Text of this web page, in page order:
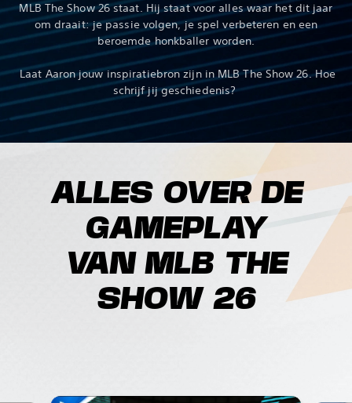
MLB The Show 26 staat. Hij staat voor alles waar het dit jaar
om draait: je passie volgen, je spel verbeteren en een
beroemde honkballer worden.
‎ ‏
‎ Laat Aaron jouw inspiratiebron zijn in MLB The Show 26. Hoe
schrijf jij geschiedenis?‎
ALLES OVER DE
GAMEPLAY
VAN MLB THE
SHOW 26